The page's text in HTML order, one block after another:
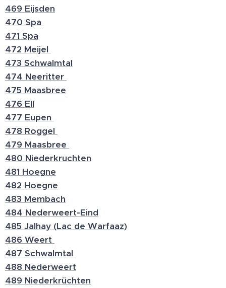
469 Eijsden
470 Spa
471 Spa
472 Meijel
473 Schwalmtal
474 Neeritter
475 Maasbree
476 Ell
477 Eupen
478 Roggel
479 Maasbree
480 Niederkruchten
481 Hoegne
482 Hoegne
483 Membach
484 Nederweert-Eind
485 Jalhay (Lac de Warfaaz)
486 Weert
487 Schwalmtal
488 Nederweert
489 Niederkrüchten